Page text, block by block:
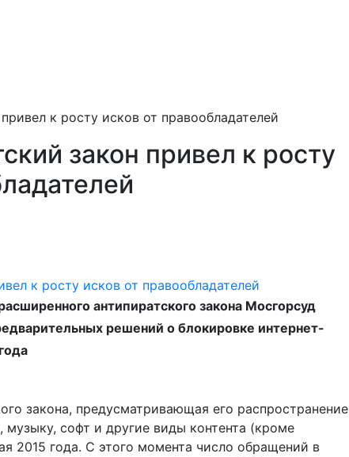
к росту исков от правообладателей
закон привел к росту
антипиратского закона Мосгорсуд
решений о блокировке интернет-
закона, предусматривающая его распространение
музыку, софт и другие виды контента (кроме
2015 года. С этого момента число обращений в